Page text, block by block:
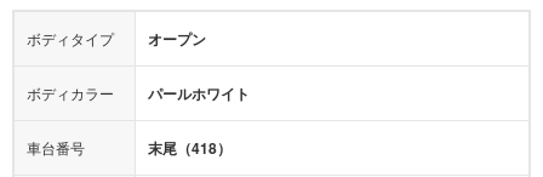
エアロパーツ
ローダウン
カーナビ：-
カメラ：-
エアバッグ：
ダブルエアバッグ
衝撃緩和ヘッドレスト
ボディタイプ オープン
ボディカラー パールホワイト
車台番号 末尾（418）